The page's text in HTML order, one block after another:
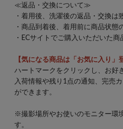
≪返品・交換について≫
・着用後、洗濯後の返品・交換は
・商品到着後、着用前に商品状態
・ECサイトでご購入いただいた
【気になる商品は「お気に入り」
ハートマークをクリックし、お好
入荷情報や残り1点の通知、完売
ができます。
※撮影場所やお使いのモニター環
す。